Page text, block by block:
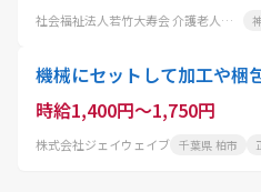
社会福祉法人若竹大寿会 介護老人福祉施設 わかたけ富岡
機械にセットして加工や梱
時給1,400円～1,750円
株式会社ジェイウェイブ 千葉県 柏市